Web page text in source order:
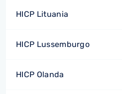
HICP Lituania
HICP Lussemburgo
HICP Olanda